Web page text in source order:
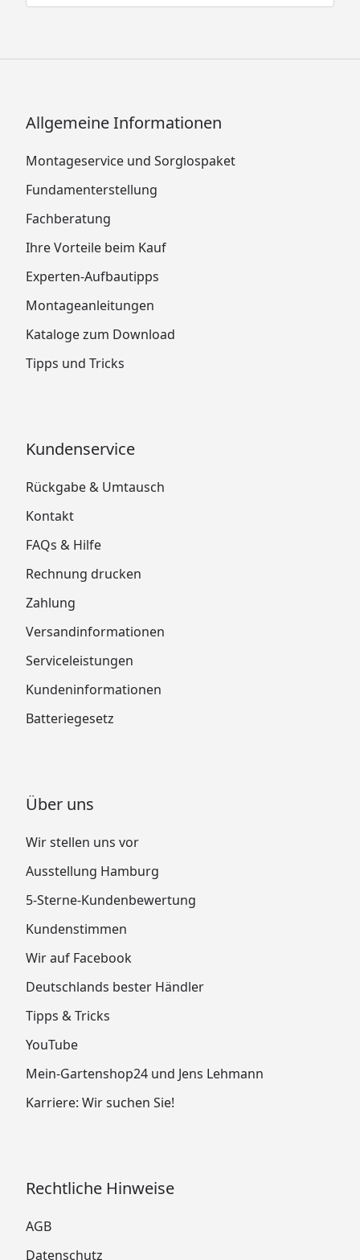
Allgemeine Informationen
Montageservice und Sorglospaket
Fundamenterstellung
Fachberatung
Ihre Vorteile beim Kauf
Experten-Aufbautipps
Montageanleitungen
Kataloge zum Download
Tipps und Tricks
Kundenservice
Rückgabe & Umtausch
Kontakt
FAQs & Hilfe
Rechnung drucken
Zahlung
Versandinformationen
Serviceleistungen
Kundeninformationen
Batteriegesetz
Über uns
Wir stellen uns vor
Ausstellung Hamburg
5-Sterne-Kundenbewertung
Kundenstimmen
Wir auf Facebook
Deutschlands bester Händler
Tipps & Tricks
YouTube
Mein-Gartenshop24 und Jens Lehmann
Karriere: Wir suchen Sie!
Rechtliche Hinweise
AGB
Datenschutz